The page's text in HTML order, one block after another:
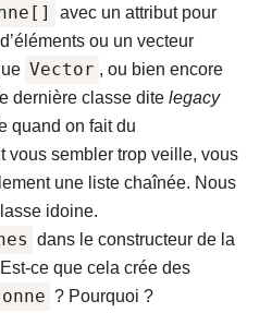
avec un attribut pour
ou un vecteur
Vector , ou bien encore
dernière classe ditelegacy
quand on fait du
vous sembler trop veille, vous
une liste chaînée. Nous
idoine.
dans le constructeur de la
que cela crée des
? Pourquoi ?